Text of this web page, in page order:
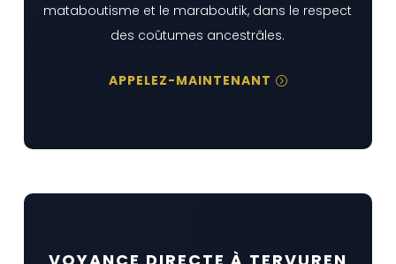
mataboutisme et le maraboutik, dans le respect
des coûtumes ancestrâles.
APPELEZ-MAINTENANT